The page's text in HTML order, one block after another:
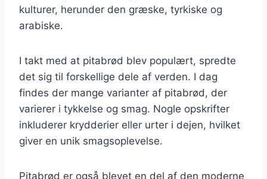
kulturer, herunder den græske, tyrkiske og
arabiske.
I takt med at pitabrød blev populært, spredte
det sig til forskellige dele af verden. I dag
findes der mange varianter af pitabrød, der
varierer i tykkelse og smag. Nogle opskrifter
inkluderer krydderier eller urter i dejen, hvilket
giver en unik smagsoplevelse.
Pitabrød er også blevet en del af den moderne